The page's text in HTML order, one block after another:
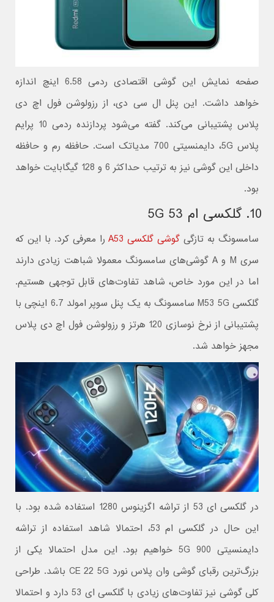
صفحه نمایش این گوشی اقتصادی ردمی 6.58 اینچ اندازه
خواهد داشت. این پنل ال سی دی، از رزولوشن فول اچ دی
پلاس پشتیبانی می‌کند. گفته می‌شود پردازنده ردمی 10 پرایم
پلاس 5G، دایمنسیتی 700 مدیاتک است. حافظه رم و حافظه
داخلی این گوشی نیز به ترتیب حداکثر 6 و 128 گیگابایت خواهد
بود.
10. گلکسی ام 53 5G
سامسونگ به تازگی گوشی گلکسی A53
را معرفی کرد. با این که
سری M و A گوشی‌های سامسونگ معمولا شباهت زیادی دارند
اما در این مورد خاص، شاهد تفاوت‌های قابل توجهی هستیم.
گلکسی M53 5G سامسونگ به یک پنل سوپر امولد 6.7 اینچی با
پشتیبانی از نرخ نوسازی 120 هرتز و رزولوشن فول اچ دی پلاس
مجهز خواهد شد.
در گلکسی ای 53 از تراشه اگزینوس 1280 استفاده شده بود. با
این حال در گلکسی ام 53، احتمالا شاهد استفاده از تراشه
دایمنسیتی 900 5G خواهیم بود. این مدل احتمالا یکی از
بزرگ‌ترین رقبای گوشی وان پلاس نورد CE 22 5G باشد. طراحی
کلی گوشی نیز تفاوت‌های زیادی با گلکسی ای 53 دارد و احتمالا